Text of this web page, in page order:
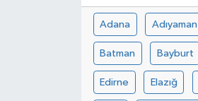
Adana Adıyaman
Batman Bayburt
Edirne Elazığ